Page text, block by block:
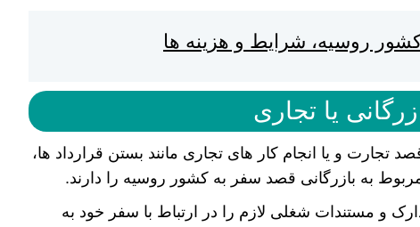
روسیه، شرایط و هزینه ها
یا تجاری
تجارت و یا انجام کار های تجاری مانند بستن قرارداد ها،
به بازرگانی قصد سفر به کشور روسیه را دارند.
و مستندات شغلی لازم را در ارتباط با سفر خود به